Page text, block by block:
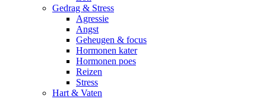
Gedrag & Stress
Agressie
Angst
Geheugen & focus
Hormonen kater
Hormonen poes
Reizen
Stress
Hart & Vaten